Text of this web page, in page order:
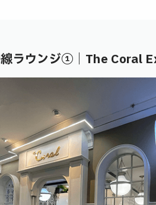
線ラウンジ①｜The Coral